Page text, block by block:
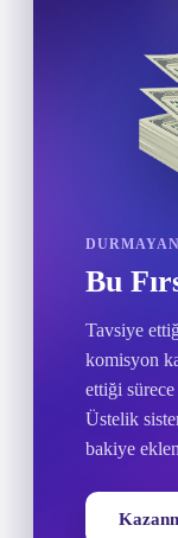
Bu
Tavsiye
komisyon
ettiği
Üstelik
bakiye